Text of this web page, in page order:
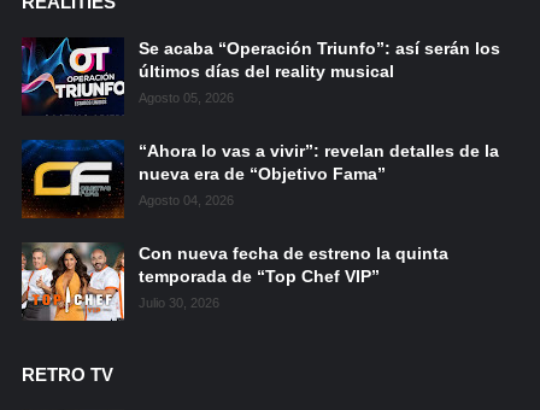
Se acaba “Operación Triunfo”: así serán los
últimos días del reality musical
Agosto 05, 2026
“Ahora lo vas a vivir”: revelan detalles de la
nueva era de “Objetivo Fama”
Agosto 04, 2026
Con nueva fecha de estreno la quinta
temporada de “Top Chef VIP”
Julio 30, 2026
RETRO TV